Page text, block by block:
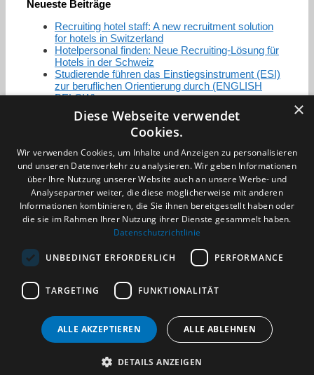
Neueste Beiträge
Recruiting hotel staff: A new recruitment solution
for hotels in Switzerland
Hotelpersonal finden: Neue Recruiting-Lösung für
Hotels in der Schweiz
Studierende führen das Einstiegsinstrument (ESI)
zur beruflichen Orientierung durch (ENGLISH
BELOW)
Zertifizierung / Mitgliedschaften
Datenschutzerklärung
Benachrichtigungsservice
Kontakt und Anfahrt
(c) 2026 TALENTBRÜCKE GmbH & Co. KG
×
Diese Webseite verwendet
Cookies.
Wir verwenden Cookies, um Inhalte und Anzeigen zu personalisieren
und unseren Datenverkehr zu analysieren. Wir geben Informationen
über Ihre Nutzung unserer Website auch an unsere Werbe- und
Analysepartner weiter, die diese möglicherweise mit anderen
Informationen kombinieren, die Sie ihnen bereitgestellt haben oder
die sie im Rahmen Ihrer Nutzung ihrer Dienste gesammelt haben.
Datenschutzrichtlinie
UNBEDINGT ERFORDERLICH PERFORMANCE
TARGETING FUNKTIONALITÄT
ALLE AKZEPTIEREN ALLE ABLEHNEN
DETAILS ANZEIGEN